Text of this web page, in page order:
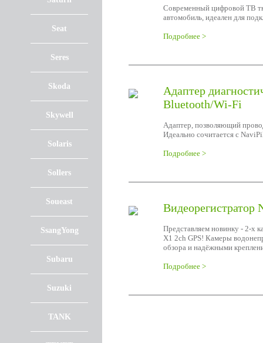
Seat
Seres
Skoda
Skywell
Solaris
Sollers
Soueast
SsangYong
Subaru
Suzuki
TANK
Современный цифровой ТВ
автомобиль, идеален для
Подробнее >
Адаптер
Bluetooth/Wi-Fi
Адаптер, позволяющий
Идеально сочитается с
Подробнее >
Видеорегистратор
Представляем новинку - 2-х
X1 2ch GPS! Камеры
обзора и надёжными
Подробнее >